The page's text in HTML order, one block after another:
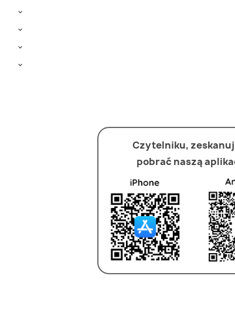




Czytelniku,
pobrać naszą